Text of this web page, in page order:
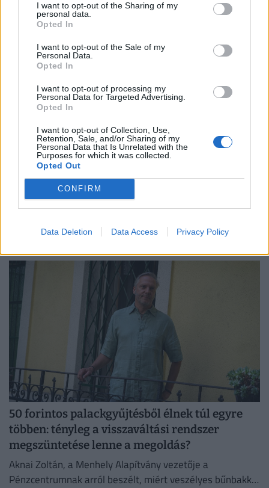
I want to opt-out of the Sharing of my
personal data.
Opted In
I want to opt-out of the Sale of my
Personal Data.
Opted In
I want to opt-out of processing my
Personal Data for Targeted Advertising.
Opted In
I want to opt-out of Collection, Use,
Retention, Sale, and/or Sharing of my
Personal Data that Is Unrelated with the
Purposes for which it was collected.
Opted Out
CONFIRM
Data Deletion Data Access Privacy Policy
Már a honvédség szállítja a vizet a magyar
családoknak: pengeélen táncol az ellátás, jön a
szigorú korlátozás
Bár Szentendrén már helyreállt az ivóvíz-szolgáltatás, a
térségben továbbra is kritikus a helyzet a Duna rendkívül
alacsony vízállása miatt.
50 forintos palackgyűjtésből élnek túl egyre
többen: tényleg a visszaváltási rendszer
megszüntetése lenne a megoldás?
Aknai Zoltán, a Menhely Alapítvány vezetője a
Pénzcentrumnak arról beszélt, miért veszélyes bűnbakká